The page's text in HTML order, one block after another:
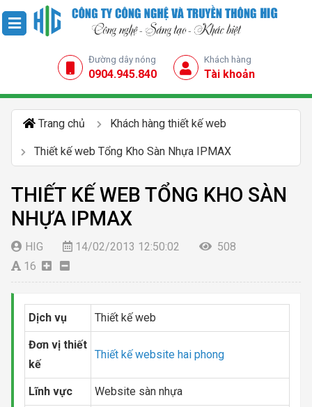
Đường dây nóng
0904.945.840
Khách hàng
Tài khoản
Trang chủ Khách hàng thiết kế web
Thiết kế web Tổng Kho Sàn Nhựa IPMAX
THIẾT KẾ WEB TỔNG KHO SÀN
NHỰA IPMAX
HIG 14/02/2013 12:50:02
508
16
Dịch vụ Thiết kế web
Đơn vị thiết
kế
Thiết kế website hai phong
Lĩnh vực Website sàn nhựa